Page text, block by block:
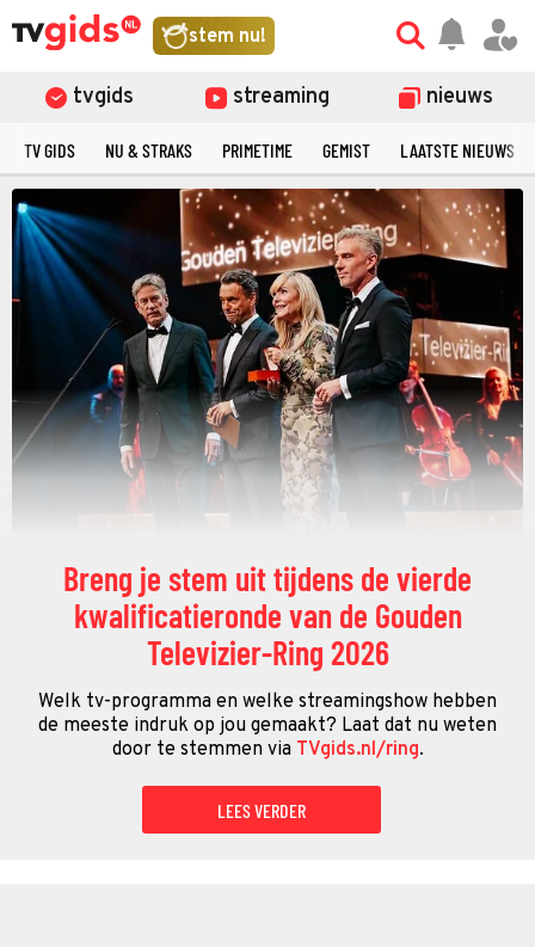
stem nu!
tvgids streaming nieuws
TV GIDS NU & STRAKS PRIMETIME GEMIST LAATSTE NIEUWS
Breng je stem uit tijdens de vierde
kwalificatieronde van de Gouden
Televizier-Ring 2026
Welk tv-programma en welke streamingshow hebben
de meeste indruk op jou gemaakt? Laat dat nu weten
door te stemmen via TVgids.nl/ring.
LEES VERDER